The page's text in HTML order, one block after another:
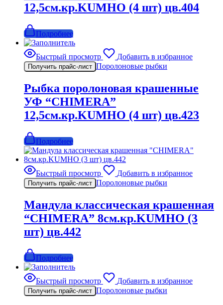
12,5см.кр.KUMHO (4 шт) цв.404
Подробнее
Быстрый просмотр Добавить в избранное
Получить прайс-лист Поролоновые рыбки
Рыбка поролоновая крашенные
УФ “CHIMERA”
12,5см.кр.KUMHO (4 шт) цв.423
Подробнее
Быстрый просмотр Добавить в избранное
Получить прайс-лист Поролоновые рыбки
Мандула классическая крашенная
“CHIMERA” 8см.кр.KUMHO (3
шт) цв.442
Подробнее
Быстрый просмотр Добавить в избранное
Получить прайс-лист Поролоновые рыбки